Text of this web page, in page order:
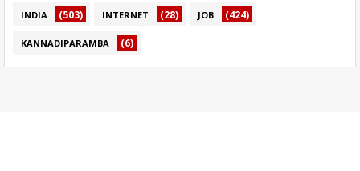
INDIA (503) INTERNET (28) JOB (424)
KANNADIPARAMBA (6)